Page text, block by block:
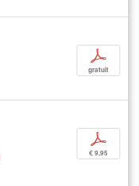
p
gratuit
p
€ 9,95